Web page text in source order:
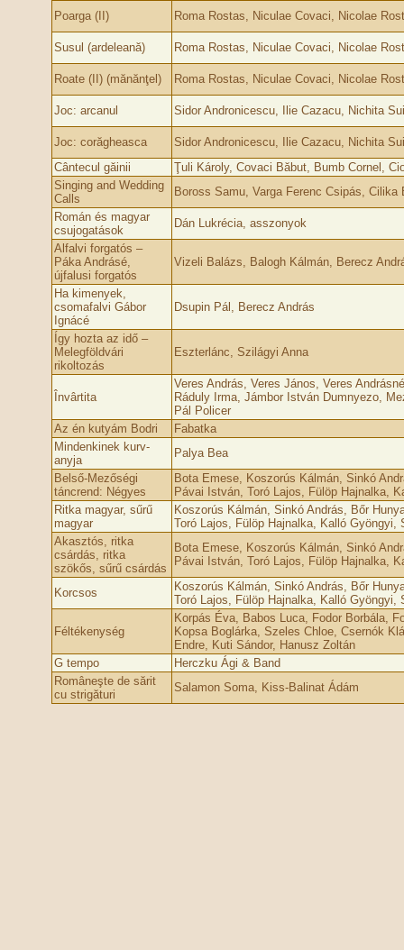
Poarga (II) Roma Rostas, Niculae Covaci, Nicolae
Susul (ardeleană) Roma Rostas, Niculae Covaci, Nicolae
Roate (II) (mănănţel) Roma Rostas, Niculae Covaci, Nicolae
Joc: arcanul Sidor Andronicescu, Ilie Cazacu, Nichita
Joc: corăgheasca
Sidor Andronicescu, Ilie Cazacu, Nichita
Cântecul găinii
Ţuli Károly, Covaci Băbut, Bumb Cornel,
Singing and Wedding
Calls
Boross Samu, Varga Ferenc Csipás, Cilika
Román és magyar
csujogatások
Dán Lukrécia, asszonyok
Alfalvi forgatós –
Páka Andrásé,
újfalusi forgatós
Vizeli Balázs, Balogh Kálmán, Berecz
Ha kimenyek,
csomafalvi Gábor
Ignácé
Dsupin Pál, Berecz András
Így hozta az idő –
Melegföldvári
rikoltozás
Eszterlánc, Szilágyi Anna
Învârtita
Veres András, Veres János, Veres
Ráduly Irma, Jámbor István Dumnyezo,
Pál Policer
Az én kutyám Bodri
Fabatka
Mindenkinek kurv­
anyja
Palya Bea
Belső-Mezőségi
táncrend: Négyes
Bota Emese, Koszorús Kálmán, Sinkó
Pávai István, Toró Lajos, Fülöp Hajnalka,
Ritka magyar, sűrű
magyar
Koszorús Kálmán, Sinkó András, Bőr
Toró Lajos, Fülöp Hajnalka, Kalló Gyöngyi,
Akasztós, ritka
csárdás, ritka
szökős, sűrű csárdás
Bota Emese, Koszorús Kálmán, Sinkó
Pávai István, Toró Lajos, Fülöp Hajnalka,
Korcsos
Koszorús Kálmán, Sinkó András, Bőr
Toró Lajos, Fülöp Hajnalka, Kalló Gyöngyi,
Féltékenység
Korpás Éva, Babos Luca, Fodor Borbála,
Kopsa Boglárka, Szeles Chloe, Csernók
Endre, Kuti Sándor, Hanusz Zoltán
G tempo
Herczku Ági & Band
Româneşte de sărit
cu strigături
Salamon Soma, Kiss-Balinat Ádám